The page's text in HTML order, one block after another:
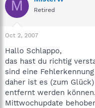
M Retired
Oct 2, 2007
Hallo Schlappo,
das hast du richtig
sind eine
daher ist es (zum
entfernt werden
Mittwochupdate